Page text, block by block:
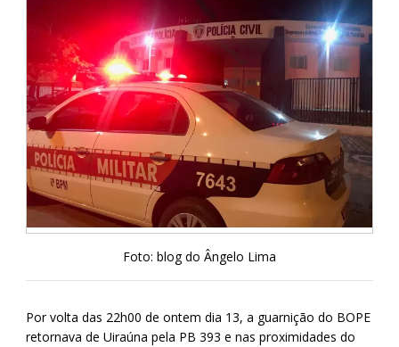
Foto: blog do Ângelo Lima
Por volta das 22h00 de ontem dia 13, a guarnição do BOPE
retornava de Uiraúna pela PB 393 e nas proximidades do